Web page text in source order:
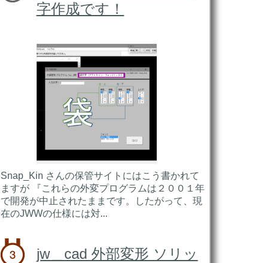
字作成です！
Snap_Kin さんの保管サイトにはこう書かれて
ますが 『これらの外変プログラムは２００１年
で開発が中止されたままです。したがって、現
在のJWWの仕様には対...
jw＿cad 外部変形 ソリッ